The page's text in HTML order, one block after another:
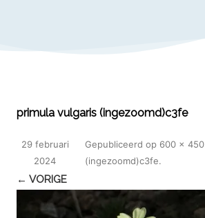
primula vulgaris (ingezoomd)c3fe
Gepubliceerd
29 februari
2024
op 600 × 450
(ingezoomd)c3fe.
← VORIGE